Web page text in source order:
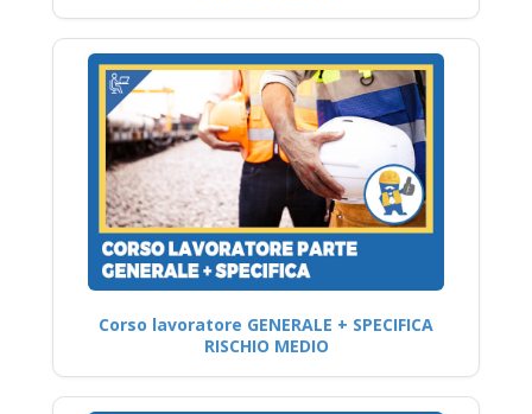
Corso lavoratore GENERALE + SPECIFICA
RISCHIO MEDIO